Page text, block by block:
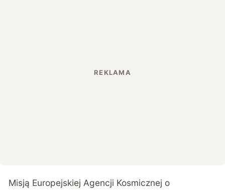
Misją Europejskiej Agencji Kosmicznej o